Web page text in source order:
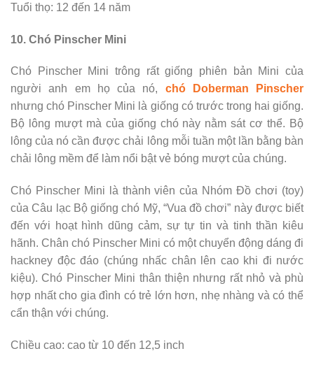
Tuổi thọ: 12 đến 14 năm
10. Chó Pinscher Mini
Chó Pinscher Mini trông rất giống phiên bản Mini của
người anh em họ của nó, chó Doberman Pinscher
nhưng chó Pinscher Mini là giống có trước trong hai giống.
Bộ lông mượt mà của giống chó này nằm sát cơ thể. Bộ
lông của nó cần được chải lông mỗi tuần một lần bằng bàn
chải lông mềm để làm nổi bật vẻ bóng mượt của chúng.
Chó Pinscher Mini là thành viên của Nhóm Đồ chơi (toy)
của Câu lạc Bộ giống chó Mỹ, “Vua đồ chơi” này được biết
đến với hoạt hình dũng cảm, sự tự tin và tinh thần kiêu
hãnh. Chân chó Pinscher Mini có một chuyển động dáng đi
hackney độc đáo (chúng nhấc chân lên cao khi đi nước
kiệu). Chó Pinscher Mini thân thiện nhưng rất nhỏ và phù
hợp nhất cho gia đình có trẻ lớn hơn, nhẹ nhàng và có thể
cẩn thận với chúng.
Chiều cao: cao từ 10 đến 12,5 inch